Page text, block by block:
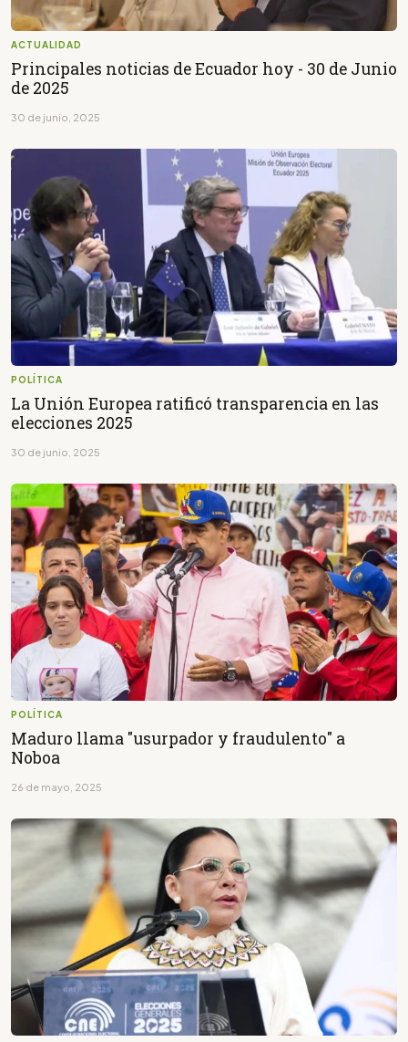
ACTUALIDAD
Principales noticias de Ecuador hoy - 30 de Junio
de 2025
30 de junio, 2025
POLÍTICA
La Unión Europea ratificó transparencia en las
elecciones 2025
30 de junio, 2025
POLÍTICA
Maduro llama "usurpador y fraudulento" a
Noboa
26 de mayo, 2025